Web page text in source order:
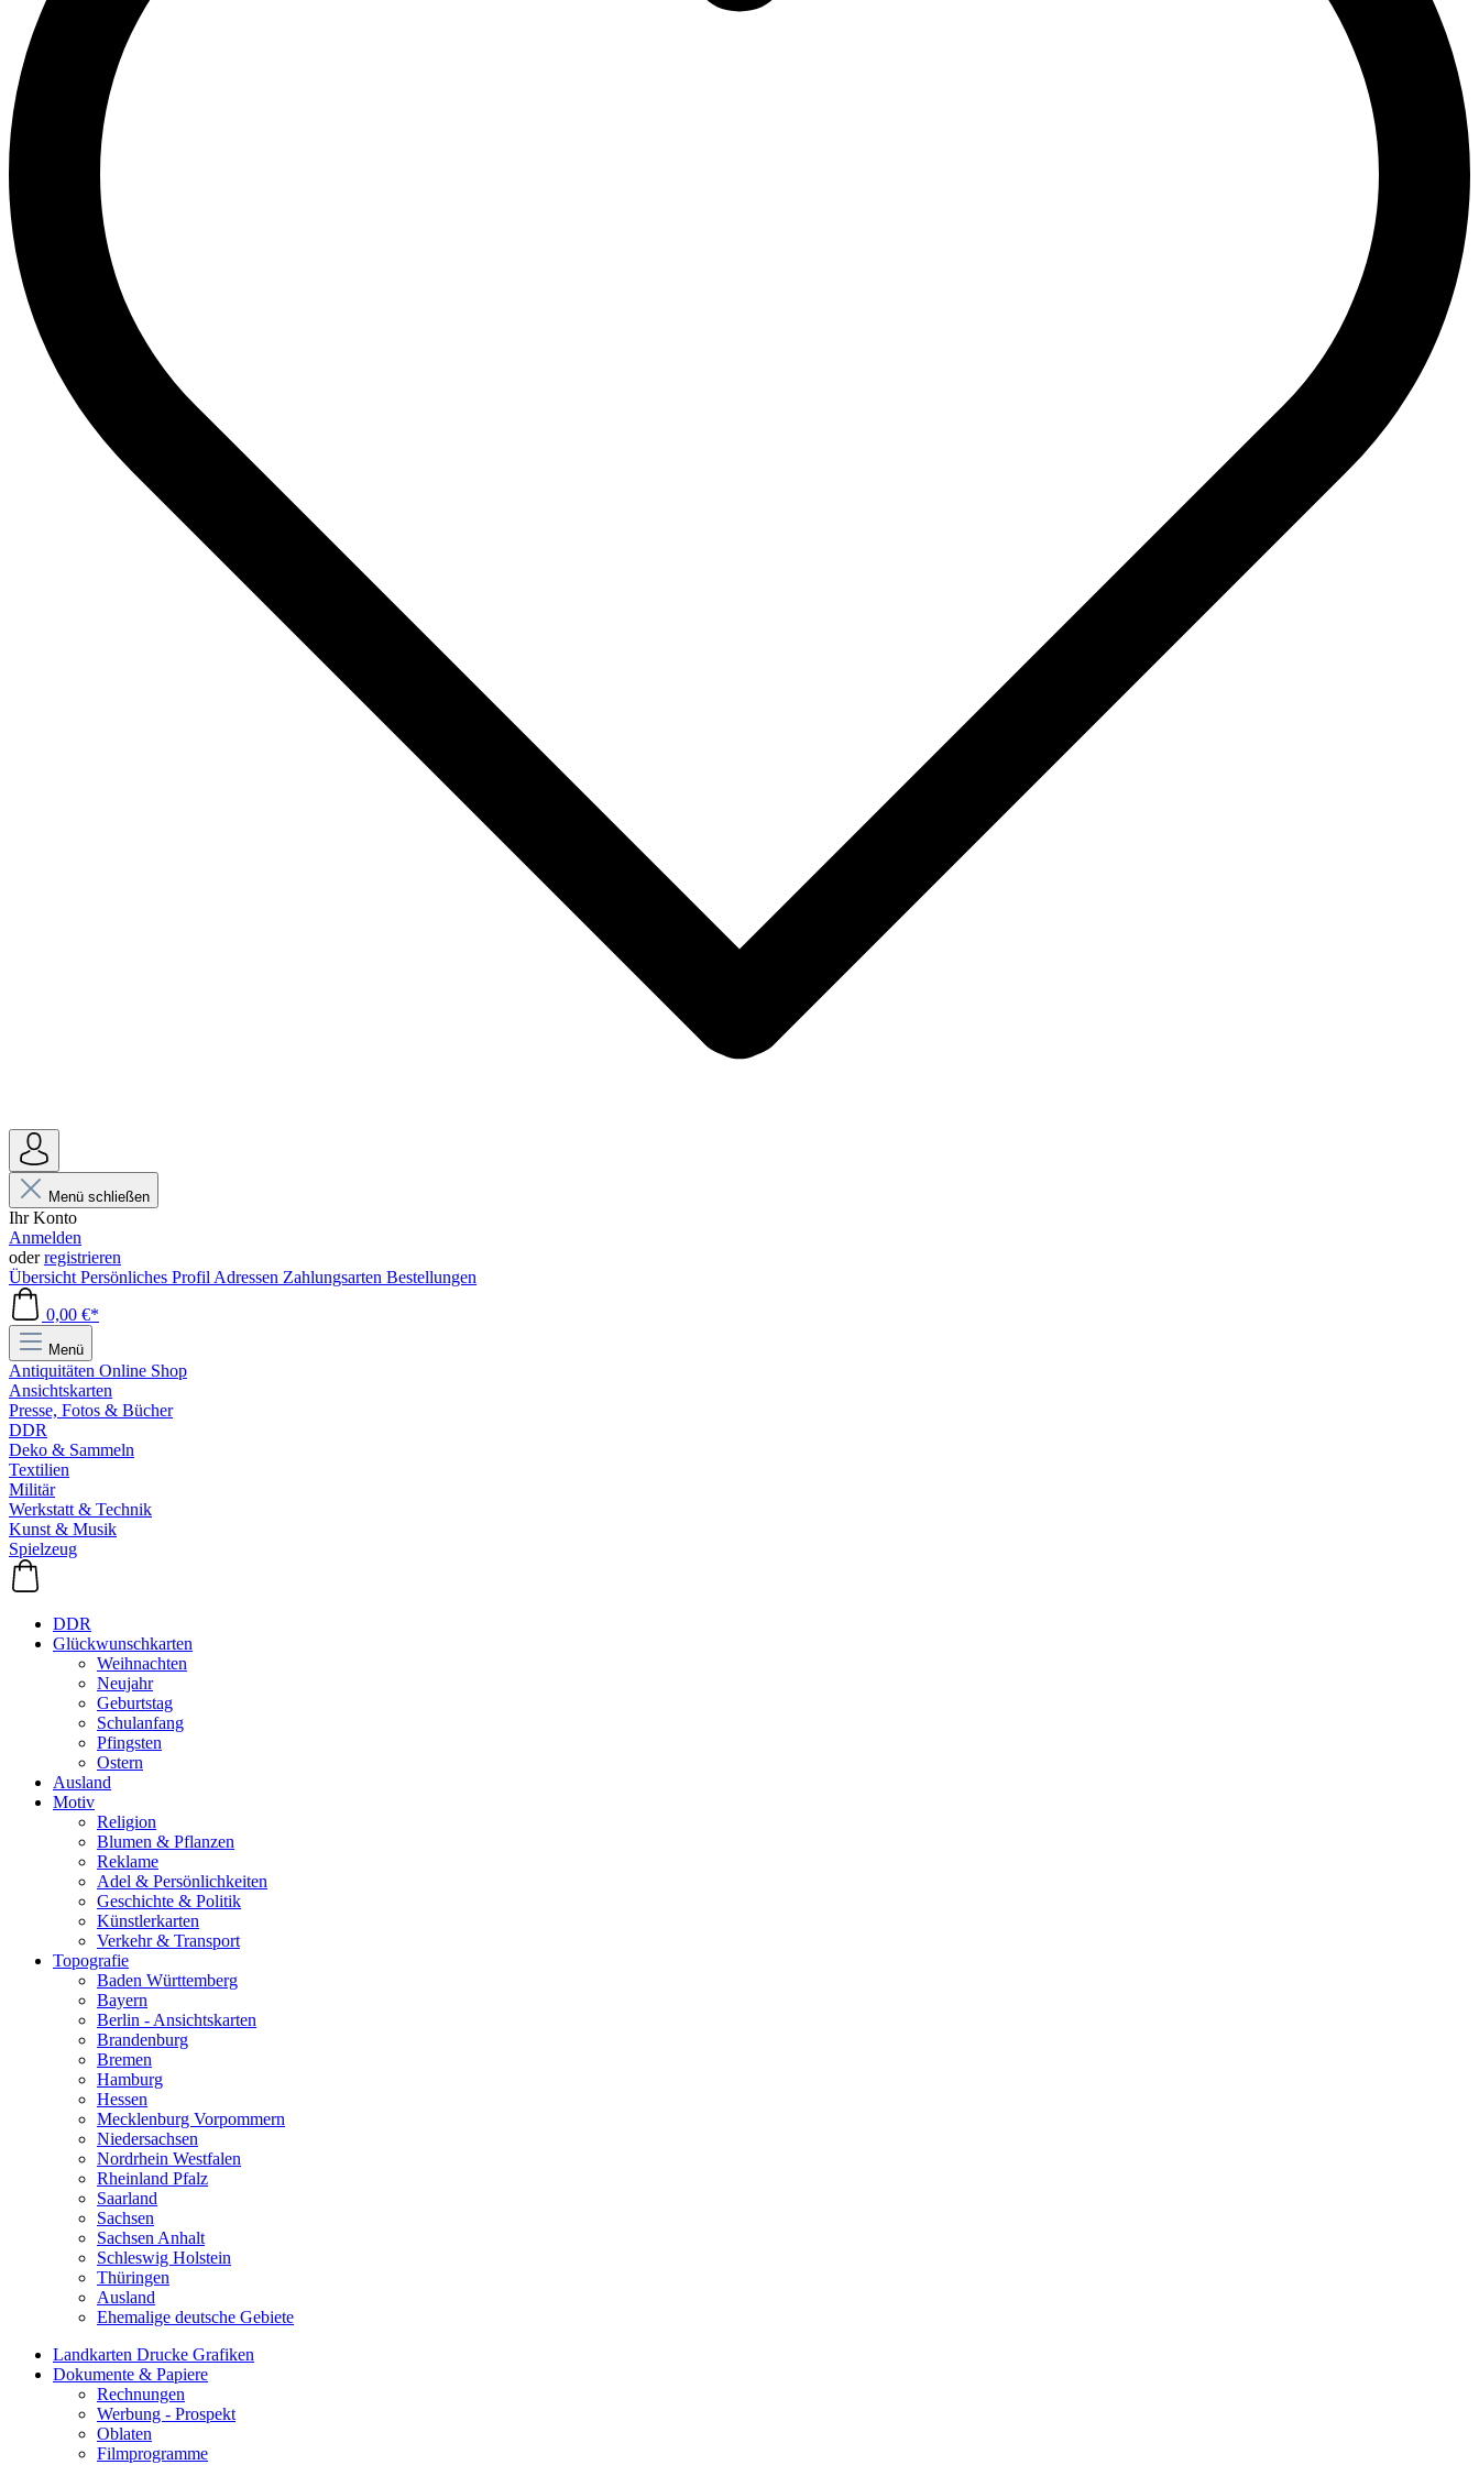
Menü schließen
Ihr Konto
Anmelden
oderregistrieren
Übersicht Persönliches Profil Adressen Zahlungsarten Bestellungen
0,00 €*
Menü
Antiquitäten Online Shop
Ansichtskarten
Presse, Fotos & Bücher
DDR
Deko & Sammeln
Textilien
Militär
Werkstatt & Technik
Kunst & Musik
Spielzeug
DDR
Glückwunschkarten
Weihnachten
Neujahr
Geburtstag
Schulanfang
Pfingsten
Ostern
Ausland
Motiv
Religion
Blumen & Pflanzen
Reklame
Adel & Persönlichkeiten
Geschichte & Politik
Künstlerkarten
Verkehr & Transport
Topografie
Baden Württemberg
Bayern
Berlin - Ansichtskarten
Brandenburg
Bremen
Hamburg
Hessen
Mecklenburg Vorpommern
Niedersachsen
Nordrhein Westfalen
Rheinland Pfalz
Saarland
Sachsen
Sachsen Anhalt
Schleswig Holstein
Thüringen
Ausland
Ehemalige deutsche Gebiete
Landkarten Drucke Grafiken
Dokumente & Papiere
Rechnungen
Werbung - Prospekt
Oblaten
Filmprogramme